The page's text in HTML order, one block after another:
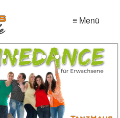
≡ Menü